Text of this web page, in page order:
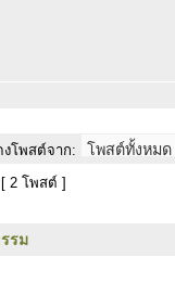
โพสต์จาก:
[ 2 โพสต์ ]
รม